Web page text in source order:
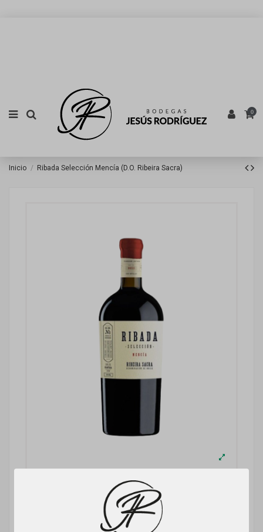
0
Inicio Ribada Selección Mencía (D.O. Ribeira Sacra)
Ribada Selección Mencía (D.O.
Ribeira Sacra)